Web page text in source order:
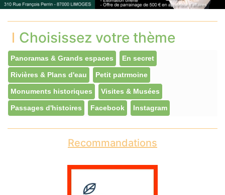
Choisissez votre thème
Panoramas & Grands espaces En secret
Rivières & Plans d'eau Petit patrmoine
Monuments historiques Visites & Musées
Passages d'histoires Facebook Instagram
Recommandations